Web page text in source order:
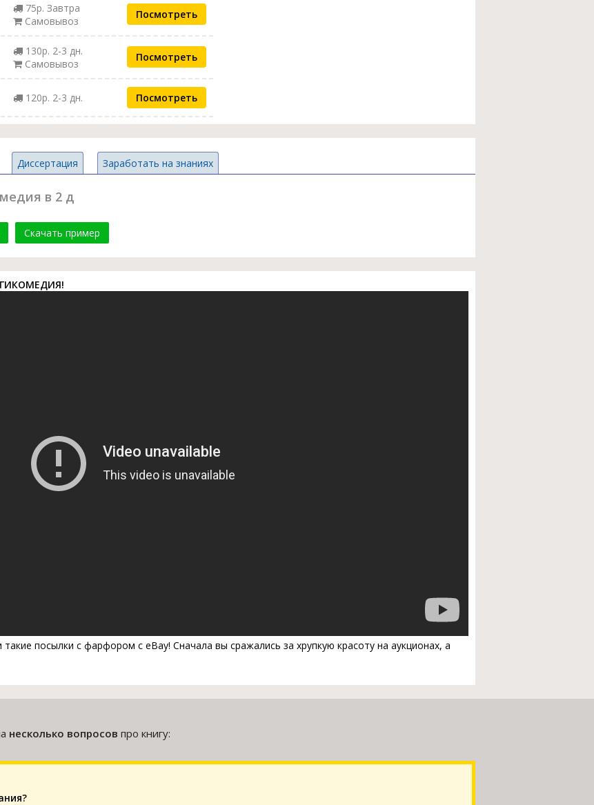
75р. Завтра
Самовывоз
Посмотреть
130р. 2-3 дн.
Самовывоз
Посмотреть
120р. 2-3 дн. Посмотреть
Диссертация Заработать на знаниях
в 2 д
Скачать пример
посылки с фарфором с eBay! Сначала вы сражались за хрупкую красоту на аукционах, а
несколько вопросов про книгу: